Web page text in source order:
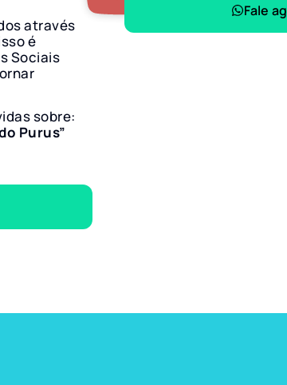
através
é
Sociais
sobre:
Purus”
Fale